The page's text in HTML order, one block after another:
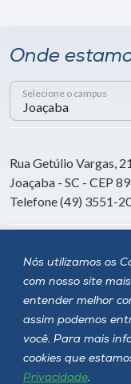
Nós utilizamos os
com nosso site
entender melhor
assim podemos
você. Para mais
cookies que
Privacidade.
Onde
Selecione o campus
Rua Getúlio Vargas,
Joaçaba - SC - CEP
Telefone (49) 3551-
Siga a